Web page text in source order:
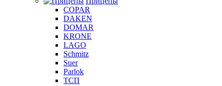
COPAR
DAKEN
DOMAR
KRONE
LAGO
Schmitz
Suer
Parlok
ТСП